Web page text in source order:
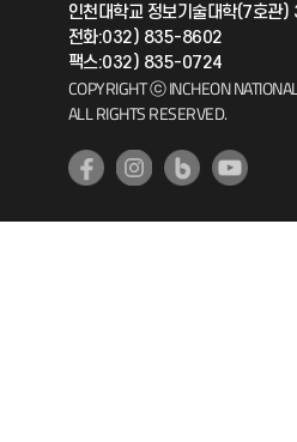
공자아카데미
기초교육원
인천대학교 정보기술대학(7호관
전화:032) 835-8602
팩스:032) 835-0724
COPYRIGHT ⓒ INCHEON
ALL RIGHTS RESERVED.